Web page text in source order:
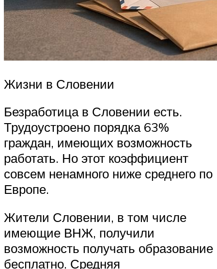
Жизни в Словении
Безработица в Словении есть.
Трудоустроено порядка 63%
граждан, имеющих возможность
работать. Но этот коэффициент
совсем ненамного ниже среднего по
Европе.
Жители Словении, в том числе
имеющие ВНЖ, получили
возможность получать образование
бесплатно. Средняя